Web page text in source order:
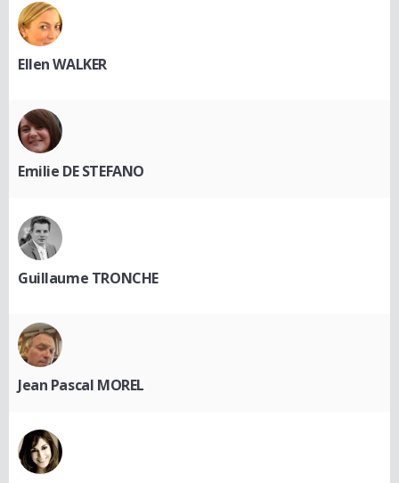
Ellen WALKER
Emilie DE STEFANO
Guillaume TRONCHE
Jean Pascal MOREL